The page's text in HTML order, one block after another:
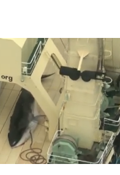
Mondiali calcio 2026